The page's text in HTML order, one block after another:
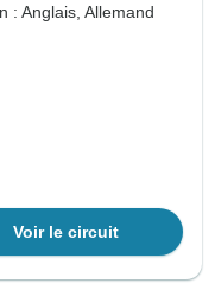
: Anglais, Allemand
Voir le circuit